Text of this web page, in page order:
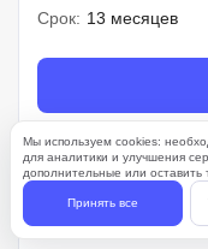
Срок: 13 месяцев
4.7
Мы используем cookies:
для аналитики и улучшения
дополнительные или оставить
Принять все